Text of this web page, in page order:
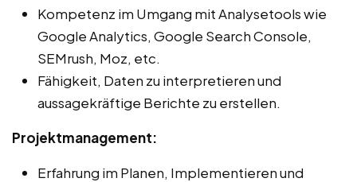
Kompetenz im Umgang mit Analysetools wie
Google Analytics, Google Search Console,
SEMrush, Moz, etc.
Fähigkeit, Daten zu interpretieren und
aussagekräftige Berichte zu erstellen.
Projektmanagement:
Erfahrung im Planen, Implementieren und